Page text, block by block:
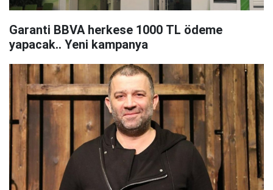
Garanti BBVA herkese 1000 TL ödeme
yapacak.. Yeni kampanya